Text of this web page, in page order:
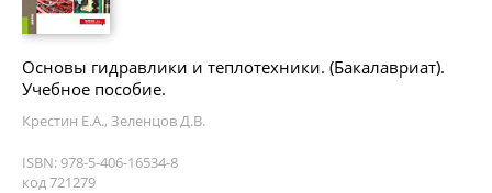
Основы гидравлики и теплотехники. (Бакалавриат).
Учебное пособие.
Крестин Е.А., Зеленцов Д.В.
ISBN: 978-5-406-16534-8
код 721279